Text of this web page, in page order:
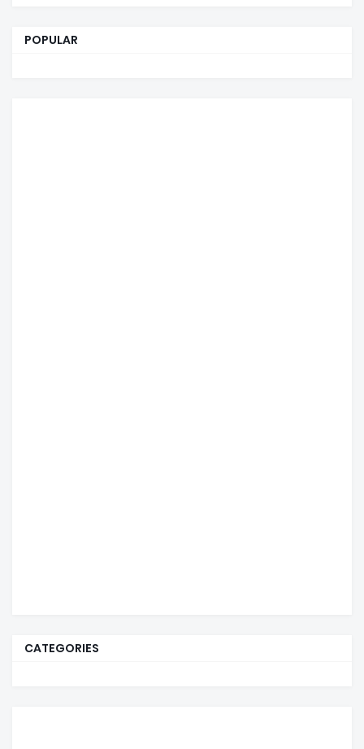
POPULAR
CATEGORIES